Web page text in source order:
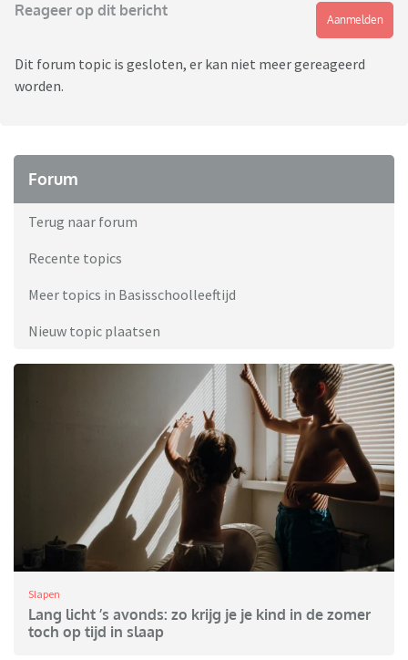
Reageer op dit bericht
Aanmelden
Dit forum topic is gesloten, er kan niet meer gereageerd
worden.
Forum
Terug naar forum
Recente topics
Meer topics in Basisschoolleeftijd
Nieuw topic plaatsen
Slapen
Lang licht ’s avonds: zo krijg je je kind in de zomer
toch op tijd in slaap